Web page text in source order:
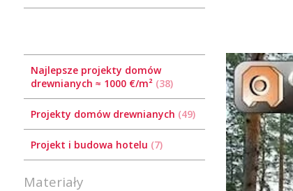
Najlepsze projekty domów
drewnianych ≈ 1000 €/m² 38
Projekty domów drewnianych 49
Projekt i budowa hotelu 7
Materiały